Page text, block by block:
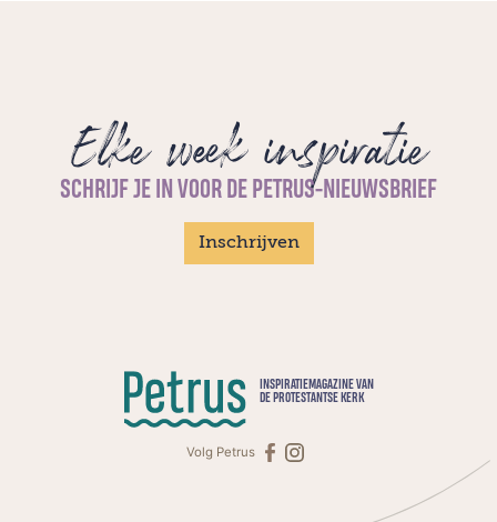
Elke week inspiratie
SCHRIJF JE IN VOOR DE PETRUS-NIEUWSBRIEF
Inschrijven
INSPIRATIEMAGAZINE VAN
DE PROTESTANTSE KERK
Volg Petrus